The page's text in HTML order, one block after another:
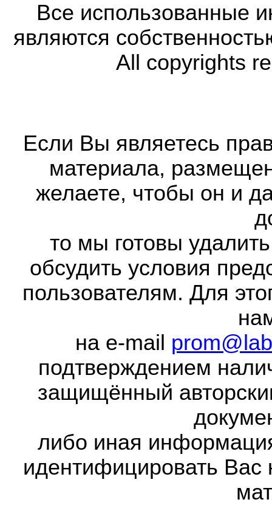
Все использованные
являются
All copyrights
Если Вы являетесь
материала,
желаете, чтобы он и
то мы готовы
обсудить условия
пользователям. Для
на e-mail
подтверждением
защищённый
либо иная
идентифицировать Вас